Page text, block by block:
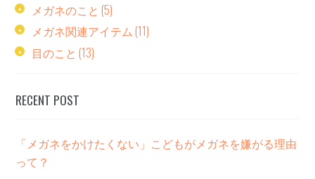
メガネのこと (5)
メガネ関連アイテム(11)
目のこと (13)
RECENT POST
「メガネをかけたくない」こどもがメガネを嫌がる理由
って？